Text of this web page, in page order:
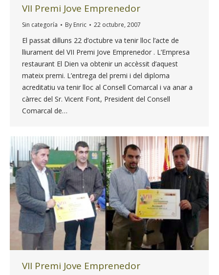
VII Premi Jove Emprenedor
Sin categoría By Enric 22 octubre, 2007
El passat dilluns 22 d’octubre va tenir lloc l’acte de
lliurament del VII Premi Jove Emprenedor . L’Empresa
restaurant El Dien va obtenir un accèssit d’aquest
mateix premi. L’entrega del premi i del diploma
acreditatiu va tenir lloc al Consell Comarcal i va anar a
càrrec del Sr. Vicent Font, President del Consell
Comarcal de…
VII Premi Jove Emprenedor